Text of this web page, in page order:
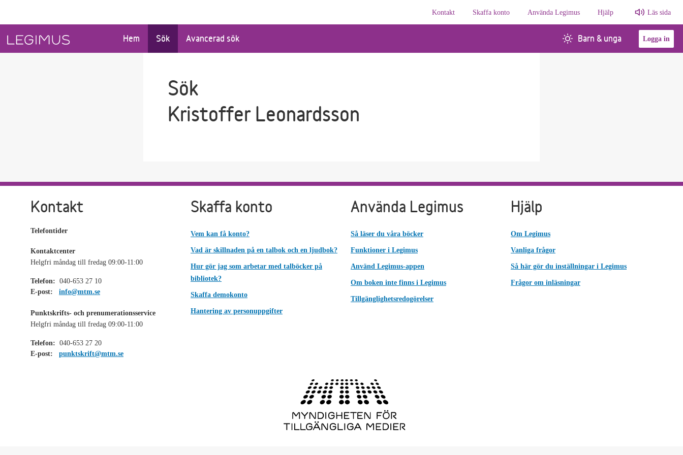
Kontakt
Skaffa konto Använda Legimus Hjälp Läs sida
Hem Sök Avancerad sök Barn & unga Logga in
Sök
Kristoffer Leonardsson
Kontakt
Telefontider
Kontaktcenter
Helgfri måndag till fredag 09:00-11:00
Telefon: 040-653 27 10
E-post:
info@mtm.se
Punktskrifts- och prenumerationsservice
Helgfri måndag till fredag 09:00-11:00
Telefon: 040-653 27 20
E-post:
punktskrift@mtm.se
Skaffa konto
Vem kan få konto?
Vad är skillnaden på en talbok och en ljudbok?
Hur gör jag som arbetar med talböcker på
bibliotek?
Skaffa demokonto
Hantering av personuppgifter
Använda Legimus
Så läser du våra böcker
Funktioner i Legimus
Använd Legimus-appen
Om boken inte finns i Legimus
Tillgänglighetsredogörelser
Hjälp
Om Legimus
Vanliga frågor
Så här gör du inställningar i Legimus
Frågor om inläsningar